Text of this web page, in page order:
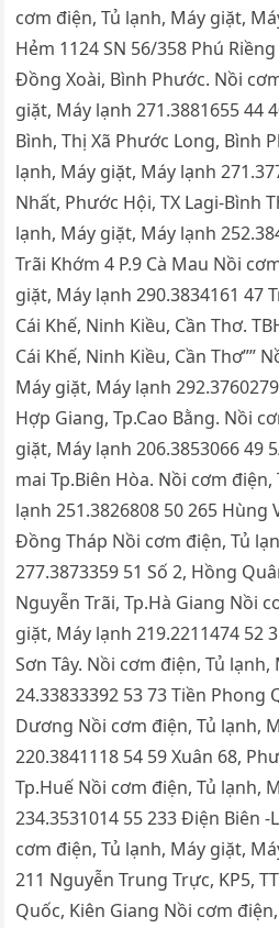
cơm điện, Tủ lạnh, Máy giặt,
Hẻm 1124 SN 56/358 Phú
Đồng Xoài, Bình Phước. Nồi
giặt, Máy lạnh 271.3881655 44
Bình, Thị Xã Phước Long, Bình
lạnh, Máy giặt, Máy lạnh
Nhất, Phước Hội, TX Lagi-Bình
lạnh, Máy giặt, Máy lạnh
Trãi Khớm 4 P.9 Cà Mau Nồi
giặt, Máy lạnh 290.3834161 47
Cái Khế, Ninh Kiều, Cần Thơ.
Cái Khế, Ninh Kiều, Cần Thơ””
Máy giặt, Máy lạnh
Hợp Giang, Tp.Cao Bằng. Nồi
giặt, Máy lạnh 206.3853066 49
mai Tp.Biên Hòa. Nồi cơm
lạnh 251.3826808 50 265 Hùng
Đồng Tháp Nồi cơm điện, Tủ
277.3873359 51 Số 2, Hồng
Nguyễn Trãi, Tp.Hà Giang Nồi
giặt, Máy lạnh 219.2211474 52
Sơn Tây. Nồi cơm điện, Tủ
24.33833392 53 73 Tiền Phong
Dương Nồi cơm điện, Tủ lạnh,
220.3841118 54 59 Xuân 68,
Tp.Huế Nồi cơm điện, Tủ lạnh,
234.3531014 55 233 Điện Biên -
cơm điện, Tủ lạnh, Máy giặt,
211 Nguyễn Trung Trực, KP5,
Quốc, Kiên Giang Nồi cơm